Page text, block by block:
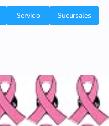
Servicio
Sucursales